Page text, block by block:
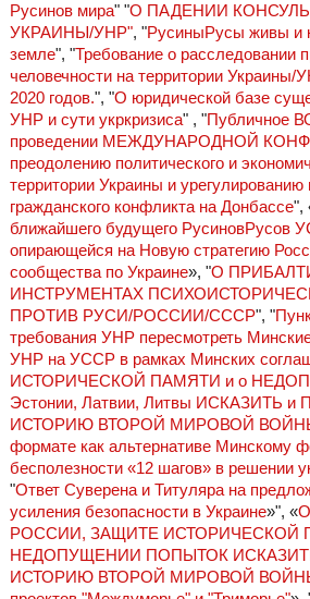
Русинов мира" "О ПАДЕНИИ
УКРАИНЫ/УНР", "РусиныРусы живы и
земле", "Требование о расследовании
человечности на территории Украины/
2020 годов.", "О юридической базе
УНР и сути укркризиса" , "Публичное
проведении МЕЖДУНАРОДНОЙ
преодолению политического и
территории Украины и урегулированию
гражданского конфликта на Донбассе",
ближайшего будущего РусиновРусов
опирающейся на Новую стратегию
сообщества по Украине», "О
ИНСТРУМЕНТАХ
ПРОТИВ РУСИ/РОССИИ/СССР", "
требования УНР пересмотреть
УНР на УССР в рамках Минских
ИСТОРИЧЕСКОЙ ПАМЯТИ и о
Эстонии, Латвии, Литвы ИСКАЗИТЬ
ИСТОРИЮ ВТОРОЙ МИРОВОЙ
формате как альтернативе Минскому
бесполезности «12 шагов» в решении
"Ответ Суверена и Титуляра на
усиления безопасности в Украине»", «
РОССИИ, ЗАЩИТЕ ИСТОРИЧЕСКОЙ
НЕДОПУЩЕНИИ ПОПЫТОК
ИСТОРИЮ ВТОРОЙ МИРОВОЙ